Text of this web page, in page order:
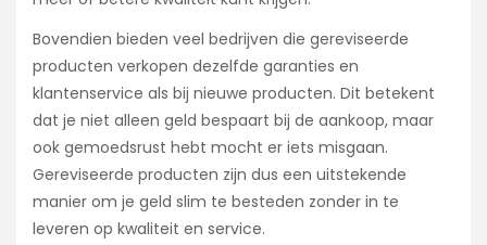
Bovendien bieden veel bedrijven die gereviseerde
producten verkopen dezelfde garanties en
klantenservice als bij nieuwe producten. Dit betekent
dat je niet alleen geld bespaart bij de aankoop, maar
ook gemoedsrust hebt mocht er iets misgaan.
Gereviseerde producten zijn dus een uitstekende
manier om je geld slim te besteden zonder in te
leveren op kwaliteit en service.